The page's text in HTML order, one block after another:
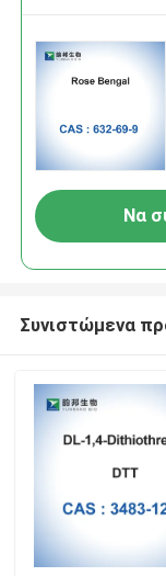
Να
Συνιστώμενα